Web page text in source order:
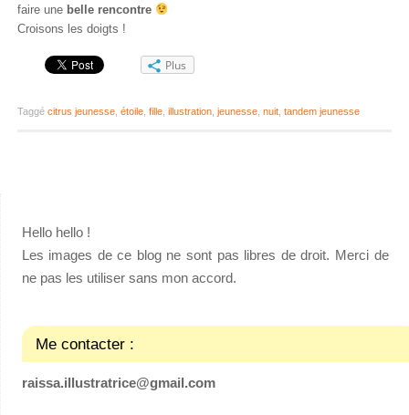
faire une belle rencontre
Croisons les doigts !
Plus
Taggé citrus jeunesse, étoile, fille, illustration, jeunesse, nuit, tandem jeunesse
Hello hello !
Les images de ce blog ne sont pas libres de droit. Merci de
ne pas les utiliser sans mon accord.
Me contacter :
raissa.illustratrice@gmail.com